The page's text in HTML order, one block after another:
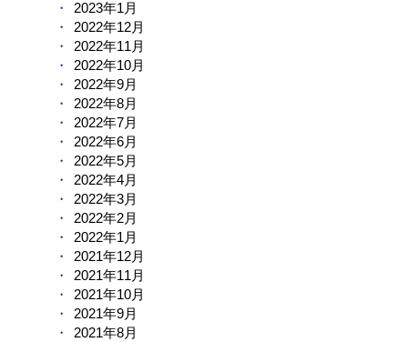
2023年1月
2022年12月
2022年11月
2022年10月
2022年9月
2022年8月
2022年7月
2022年6月
2022年5月
2022年4月
2022年3月
2022年2月
2022年1月
2021年12月
2021年11月
2021年10月
2021年9月
2021年8月